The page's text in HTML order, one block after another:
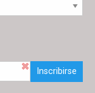
Inscribirse